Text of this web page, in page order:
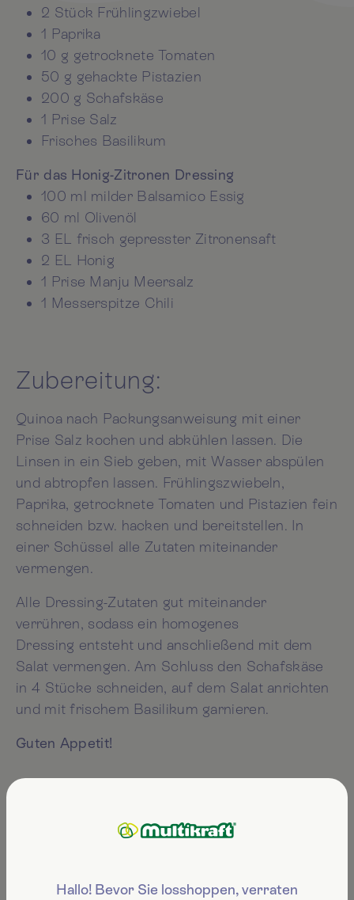
2 Stück Frühlingzwiebel
1 Paprika
10 g getrocknete Tomaten
50 g gehackte Pistazien
200 g Schafskäse
1 Prise Salz
Frisches Basilikum
Für das Honig-Zitronen Dressing
100 ml milder Balsamico Essig
60 ml Olivenöl
3 EL frisch gepresster Zitronensaft
2 EL Honig
1 Prise Manju Meersalz
1 Messerspitze Chili
Zubereitung:
Quinoa nach Packungsanweisung mit einer
Prise Salz kochen und abkühlen lassen. Die
Linsen in ein Sieb geben, mit Wasser abspülen
und abtropfen lassen. Frühlingszwiebeln,
Paprika, getrocknete Tomaten und Pistazien fein
schneiden bzw. hacken und bereitstellen. In
einer Schüssel alle Zutaten miteinander
vermengen.
Alle Dressing-Zutaten gut miteinander
verrühren, sodass ein homogenes
Dressing entsteht und anschließend mit dem
Salat vermengen. Am Schluss den Schafskäse
in 4 Stücke schneiden, auf dem Salat anrichten
und mit frischem Basilikum garnieren.
Guten Appetit!
Das könnte Sie auch
Hallo! Bevor Sie losshoppen, verraten